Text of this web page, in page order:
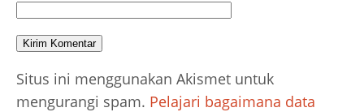
Situs ini menggunakan Akismet untuk
mengurangi spam. Pelajari bagaimana data